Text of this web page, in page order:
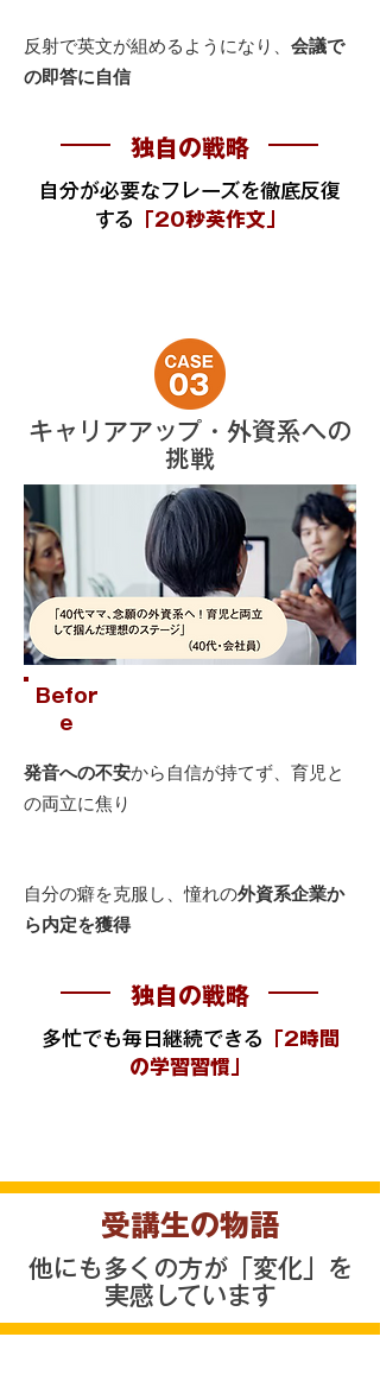
反射で英文が組めるようになり、 会議で
の即答に自信
独自の戦略
自分が必要なフレーズを徹底反復
する 「20秒英作文」
キャリアアップ・外資系への
挑戦
Befor
e
発音への不安から自信が持てず、育児と
の両立に焦り
自分の癖を克服し、憧れの外資系企業か
ら内定を獲得
独自の戦略
多忙でも毎日継続できる 「2時間
の学習習慣」
受講生の物語
他にも多くの方が「変化」を
実感しています